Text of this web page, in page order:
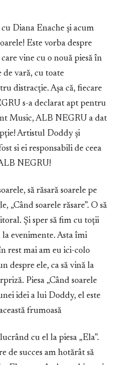
Diana Enache și acum
Este vorba despre
vine cu o nouă piesă în
de vară, cu toate
distracție. Așa că, fiecare
s-a declarat apt pentru
Music, ALB NEGRU a dat
Artistul Doddy și
si ei responsabili de ceea
NEGRU!
să răsară soarele pe
„Când soarele răsare”. O să
Și sper să fim cu toții
evenimente. Asta îmi
rest mai am eu ici-colo
despre ele, ca să vină la
Piesa „Când soarele
idei a lui Doddy, el este
frumoasă
cu el la piesa „Ela”.
de succes am hotărât să